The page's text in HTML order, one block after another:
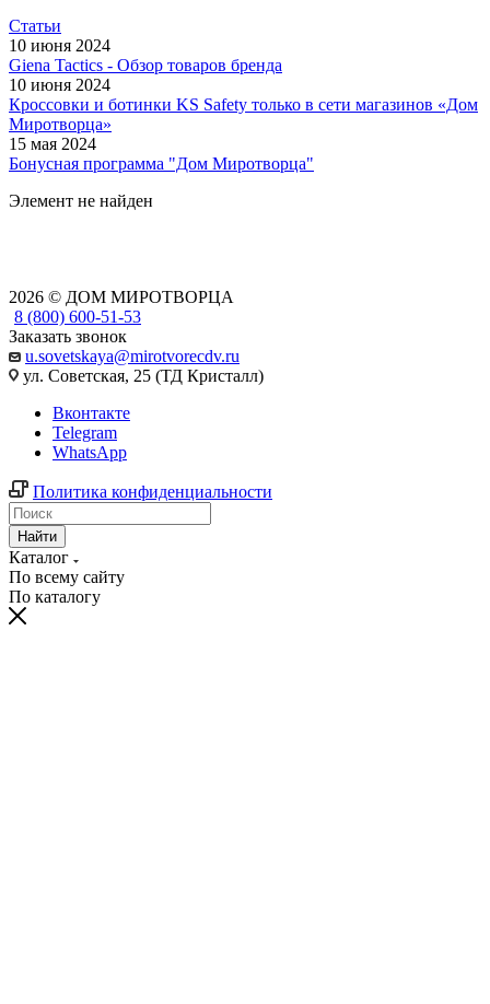
Статьи
10 июня 2024
Giena Tactics - Обзор товаров бренда
10 июня 2024
Кроссовки и ботинки KS Safety только в сети магазинов «Дом
Миротворца»
15 мая 2024
Бонусная программа "Дом Миротворца"
Элемент не найден
2026 © ДОМ МИРОТВОРЦА
8 (800) 600-51-53
Заказать звонок
u.sovetskaya@mirotvorecdv.ru
ул. Советская, 25 (ТД Кристалл)
Вконтакте
Telegram
WhatsApp
Политика конфиденциальности
Найти
Каталог
По всему сайту
По каталогу